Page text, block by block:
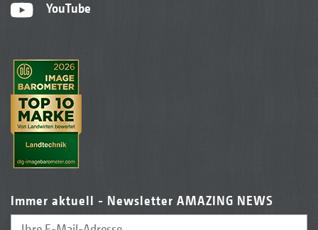
YouTube
Immer aktuell - Newsletter AMAZING NEWS